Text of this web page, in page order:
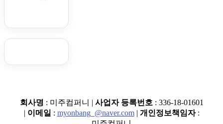
회사명 : 미주컴퍼니 | 사업자 등록번호 : 336-18-01601
| 이메일 : myonbang_@naver.com| 개인정보책임자: